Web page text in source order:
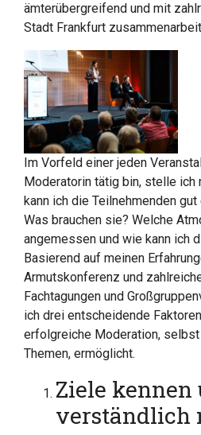
ämterübergreifend und mit
Stadt Frankfurt
Im Vorfeld einer jeden
Moderatorin tätig bin, stelle ich
kann ich die Teilnehmenden gut
Was brauchen sie? Welche
angemessen und wie kann ich
Basierend auf meinen
Armutskonferenz und
Fachtagungen und
ich drei entscheidende
erfolgreiche Moderation,
Themen, ermöglicht.
Ziele kennen
verständlich